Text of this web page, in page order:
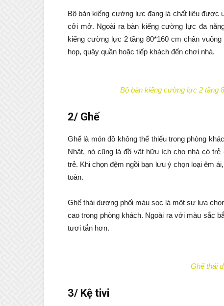
Bộ bàn kiếng cường lực đang là chất liệu được
cởi mở. Ngoài ra bàn kiếng cường lực đa
kiếng cường lực 2 tầng 80*160 cm chân
họp, quây quần hoặc tiếp khách đến chơi nhà.
Bộ bàn kiếng cường lực 2 tầng
2/ Ghế
Ghế là món đồ không thể thiếu trong phòng
Nhật, nó cũng là đồ vật hữu ích cho nhà có
trẻ. Khi chọn đệm ngồi bạn lưu ý chọn loại êm
toàn.
Ghế thái dương phối màu sọc là một sự lựa
cao trong phòng khách. Ngoài ra với màu sắc
tươi tắn hơn.
Ghế thái
3/ Kệ tivi